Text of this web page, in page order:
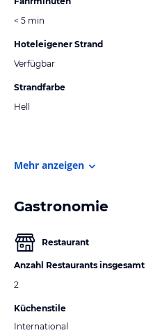
< 5 min
Hoteleigener Strand
Verfügbar
Strandfarbe
Hell
Mehr anzeigen
Gastronomie
Restaurant
Anzahl Restaurants insgesamt
2
Küchenstile
International